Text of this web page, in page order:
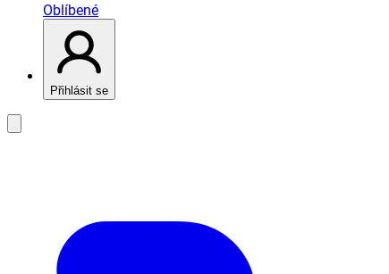
Oblíbené
Přihlásit se